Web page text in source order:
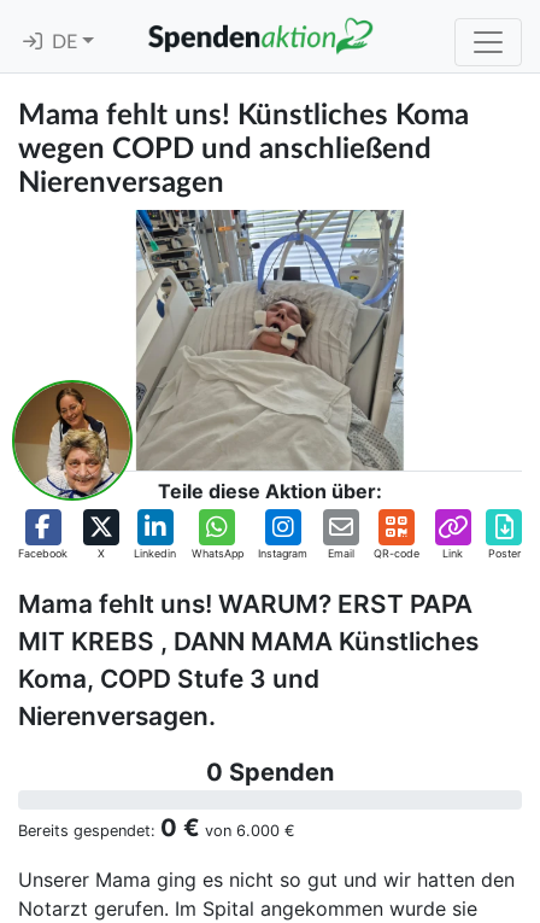
DE
Mama fehlt uns! Künstliches Koma
wegen COPD und anschließend
Nierenversagen
Teile diese Aktion über:
Facebook X Linkedin WhatsApp Instagram Email QR-code Link Poster
Mama fehlt uns! WARUM? ERST PAPA
MIT KREBS , DANN MAMA Künstliches
Koma, COPD Stufe 3 und
Nierenversagen.
0 Spenden
Bereits gespendet: 0 € von 6.000 €
Unserer Mama ging es nicht so gut und wir hatten den
Notarzt gerufen. Im Spital angekommen wurde sie